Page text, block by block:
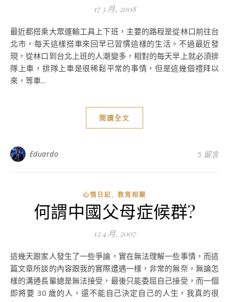
17 3 月, 2008
最近都搭乘大眾運輸工具上下班，主要的路程是從林口前往台
北市，每天這樣搭車來回早已習慣這樣的生活。不過最近發
現，從林口到台北上班的人潮變多，相對的每天早上就必須排
隊上車，排隊上車是很稀鬆平常的事情，但是這幾個禮拜以
來，等車...
閱讀全文
Eduardo 5 留言
心情日記, 教育相關
何謂中國父母症候群?
12 4 月, 2007
這幾天跟家人發生了一些爭論，實在無法理解一些事情，而這
篇文章所談的內容跟我的實際遭遇一樣，非常的無奈，無論怎
樣的溝通長輩總是無法接受，最後只能委屈自己接受，而一個
即將要 30 歲的人，還不能自己決定自己的人生，我真的很